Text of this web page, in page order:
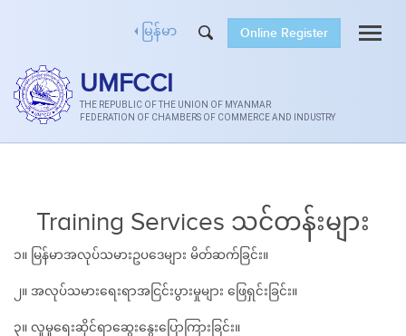
မြန်မာ Online Register
UMFCCI
THE REPUBLIC OF THE UNION OF MYANMAR
FEDERATION OF CHAMBERS OF COMMERCE AND INDUSTRY
Training Services သင်တန်းများ
၁။ မြန်မာအလုပ်သမားဥပဒေများ မိတ်ဆက်ခြင်း။
၂။ အလုပ်သမားရေးရာအငြင်းပွားမှုများ ဖြေရှင်းခြင်း။
၃။ လူမှုရေးဆိုင်ရာဆွေးနွေးပြောကြားခြင်း။